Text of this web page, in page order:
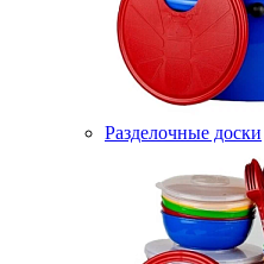
Разделочные доски